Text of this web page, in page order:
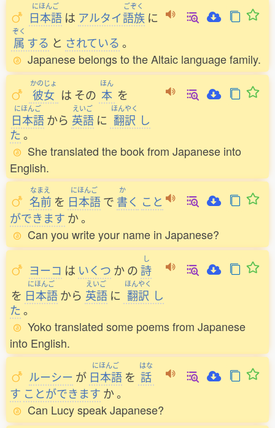
にほんご
日本語 は アルタイ
ごぞく
語族 に
ぞく
属 する と されている 。
Japanese belongs to the Altaic language family.
かのじょ
彼女 は その
ほん
本 を
にほんご
日本語から
えいご
英語 に
ほんやく
翻訳 し
た。
She translated the book from Japanese into
English.
なまえ
名前 を
にほんご
日本語で
か
書く こと
ができます か。
Can you write your name in Japanese?
ヨーコ は いくつ か の
し
詩
を
にほんご
日本語から
えいご
英語 に
ほんやく
翻訳 し
た。
Yoko translated some poems from Japanese
into English.
ルーシー が
にほんご
日本語 を
はな
話
す ことができます か。
Can Lucy speak Japanese?